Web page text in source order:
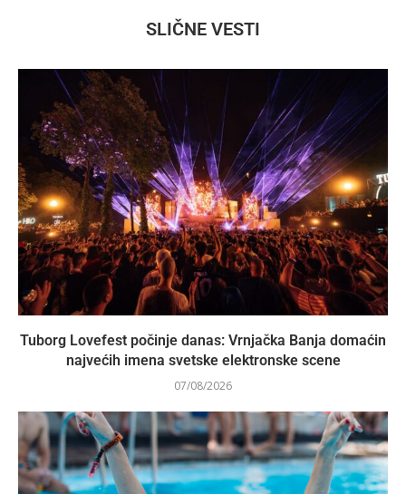
SLIČNE VESTI
Tuborg Lovefest počinje danas: Vrnjačka Banja domaćin
najvećih imena svetske elektronske scene
07/08/2026